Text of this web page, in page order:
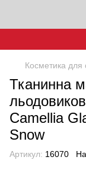
Косметика для
Тканинна
Camellia
Snow
Артикул: 16070